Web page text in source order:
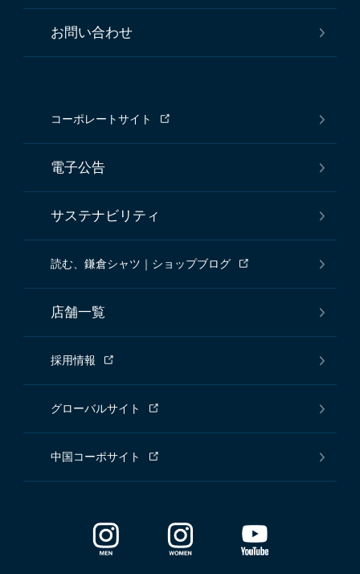
お問い合わせ
コーポレートサイト
電子公告
サステナビリティ
読む、鎌倉シャツ｜ショップブログ
店舗一覧
採用情報
グローバルサイト
中国コーポサイト